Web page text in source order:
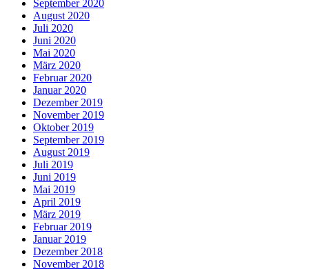
September 2020
August 2020
Juli 2020
Juni 2020
Mai 2020
März 2020
Februar 2020
Januar 2020
Dezember 2019
November 2019
Oktober 2019
September 2019
August 2019
Juli 2019
Juni 2019
Mai 2019
April 2019
März 2019
Februar 2019
Januar 2019
Dezember 2018
November 2018